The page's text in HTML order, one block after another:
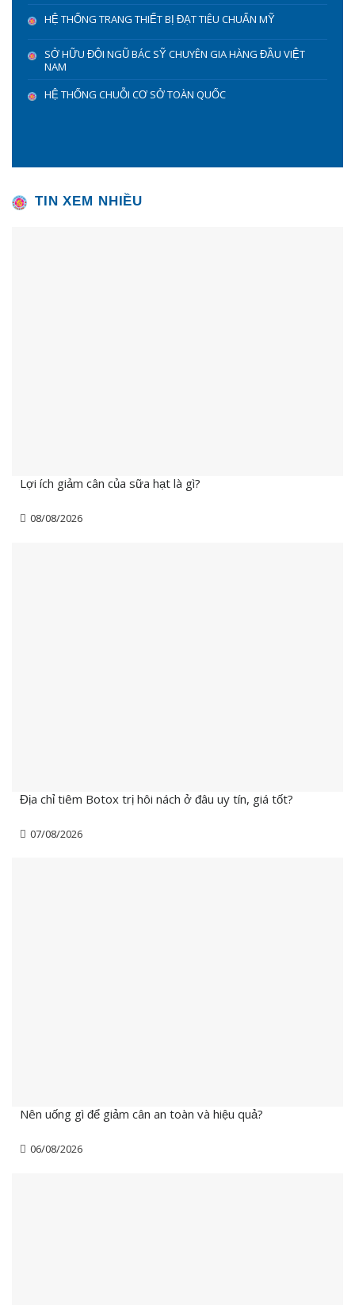
HỆ THỐNG TRANG THIẾT BỊ ĐẠT TIÊU CHUẨN MỸ
SỞ HỮU ĐỘI NGŨ BÁC SỸ CHUYÊN GIA HÀNG ĐẦU VIỆT
NAM
HỆ THỐNG CHUỖI CƠ SỞ TOÀN QUỐC
TIN XEM NHIỀU
Lợi ích giảm cân của sữa hạt là gì?
08/08/2026
Địa chỉ tiêm Botox trị hôi nách ở đâu uy tín, giá tốt?
07/08/2026
Nên uống gì để giảm cân an toàn và hiệu quả?
06/08/2026